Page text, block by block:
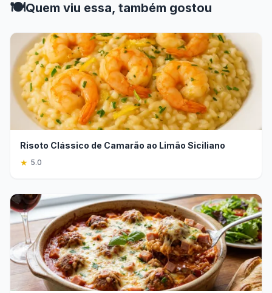
🍽️Quem viu essa, também gostou
Risoto Clássico de Camarão ao Limão Siciliano
★ 5.0